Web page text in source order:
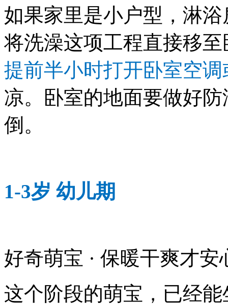
如果家里是小户型，淋
将洗澡这项工程直接移
提前半小时打开卧室空
凉。卧室的地面要做好
倒。
1-3岁 幼儿期
好奇萌宝 · 保暖干爽才安
这个阶段的萌宝，已经